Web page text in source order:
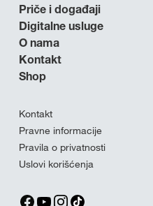
Priče i događaji
Digitalne usluge
O nama
Kontakt
Shop
Kontakt
Pravne informacije
Pravila o privatnosti
Uslovi korišćenja